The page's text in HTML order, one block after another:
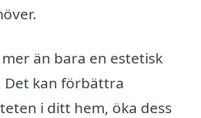
än bara en estetisk
kan förbättra
i ditt hem, öka dess